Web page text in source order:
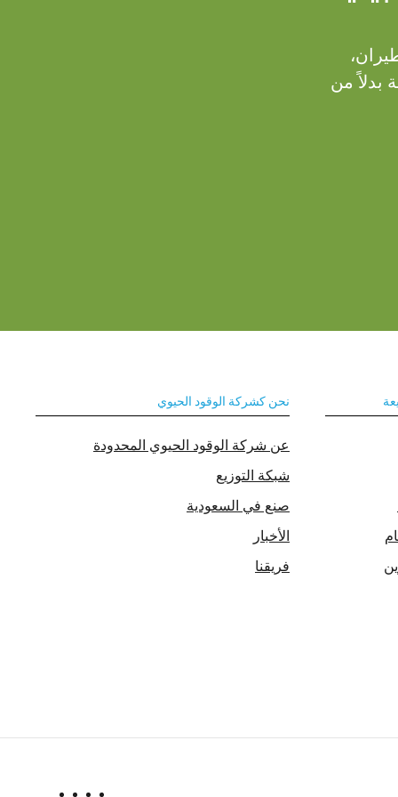
بدلاً من
نحن كشركة الوقود الحيوي
عن شركة الوقود الحيوي المحدودة
شبكة التوزيع
صنع في السعودية
الأخبار
فريقنا